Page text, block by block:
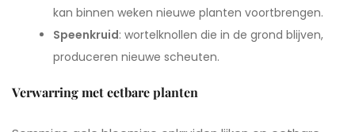
kan binnen weken nieuwe planten voortbrengen.
Speenkruid: wortelknollen die in de grond blijven,
produceren nieuwe scheuten.
Verwarring met eetbare planten